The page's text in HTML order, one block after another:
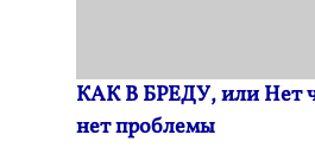
КАК В БРЕДУ, или Нет
нет проблемы